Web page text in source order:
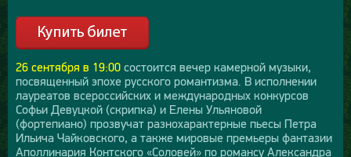
26 сентября в 19:00 состоится вечер камерной музыки,
посвященный эпохе русского романтизма. В исполнении
лауреатов всероссийских и международных конкурсов
Софьи Девуцкой (скрипка) и Елены Ульяновой
(фортепиано) прозвучат разнохарактерные пьесы Петра
Ильича Чайковского, а также мировые премьеры фантазии
Аполлинария Контского «Соловей» по романсу Александра